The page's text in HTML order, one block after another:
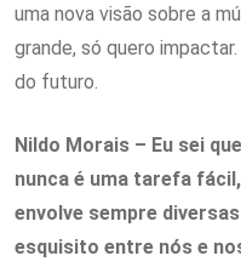
uma nova visão sobre a
grande, só quero
do futuro.
Nildo Morais – Eu sei
nunca é uma tarefa
envolve sempre
esquisito entre nós e